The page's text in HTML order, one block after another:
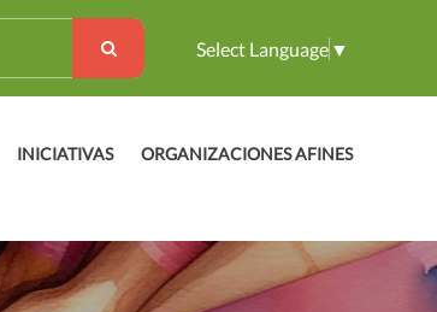
Select Language ▼
INICIATIVAS ORGANIZACIONES AFINES